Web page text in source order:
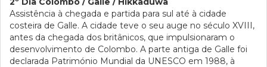
Assistência à chegada e partida para sul até à cidade
costeira de Galle. A cidade teve o seu auge no século XVIII,
antes da chegada dos britânicos, que impulsionaram o
desenvolvimento de Colombo. A parte antiga de Galle foi
declarada Património Mundial da UNESCO em 1988, à